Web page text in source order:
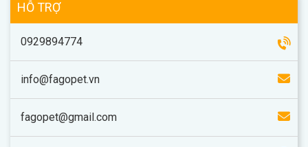
HỖ TRỢ
0929894774
info@fagopet.vn
fagopet@gmail.com